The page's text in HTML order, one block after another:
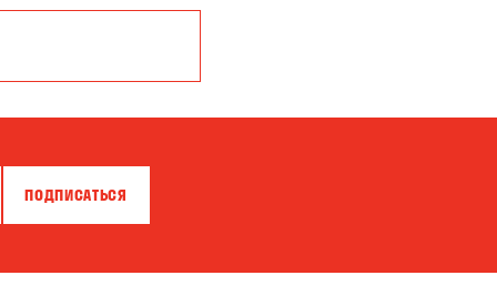
Великая
ПОДПИСАТЬСЯ